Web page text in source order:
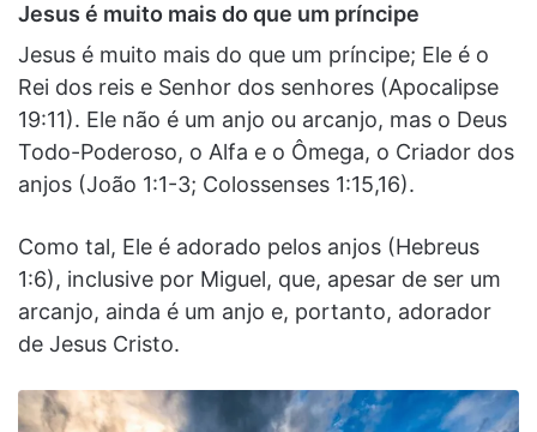
Jesus é muito mais do que um príncipe
Jesus é muito mais do que um príncipe; Ele é o
Rei dos reis e Senhor dos senhores (Apocalipse
19:11). Ele não é um anjo ou arcanjo, mas o Deus
Todo-Poderoso, o Alfa e o Ômega, o Criador dos
anjos (João 1:1-3; Colossenses 1:15,16).
Como tal, Ele é adorado pelos anjos (Hebreus
1:6), inclusive por Miguel, que, apesar de ser um
arcanjo, ainda é um anjo e, portanto, adorador
de Jesus Cristo.